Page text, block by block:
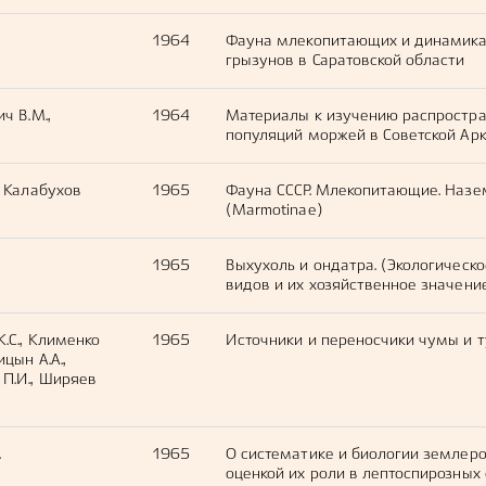
1964
Фауна млекопитающих и динамика
грызунов в Саратовской области
В.М., 1964
Материалы к изучению
популяций моржей в Советской
1965
Фауна СССР. Млекопитающие.
(Marmotinae)
1965
Выхухоль и ондатра.
видов и их хозяйственное
Клименко
А.А.,
П.И., Ширяев
1965 Источники и переносчики чумы и
1965
О систематике и биологии
оценкой их роли в лептоспирозных